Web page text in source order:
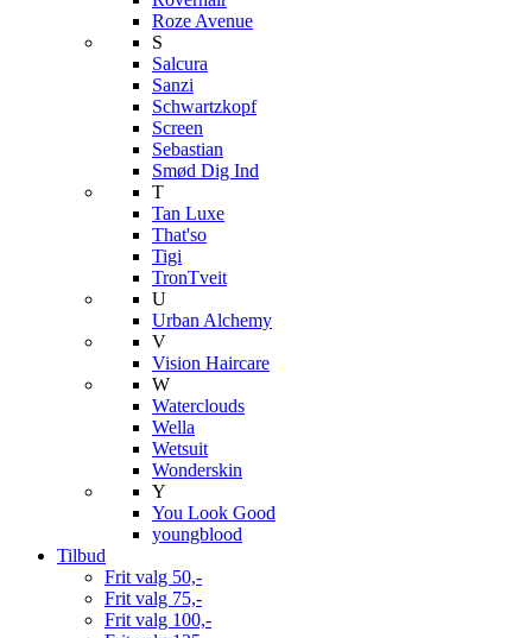
Roze Avenue
S
Salcura
Sanzi
Schwartzkopf
Screen
Sebastian
Smød Dig Ind
T
Tan Luxe
That'so
Tigi
TronTveit
U
Urban Alchemy
V
Vision Haircare
W
Waterclouds
Wella
Wetsuit
Wonderskin
Y
You Look Good
youngblood
Tilbud
Frit valg 50,-
Frit valg 75,-
Frit valg 100,-